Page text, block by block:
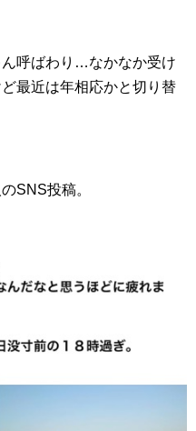
呼ばわり…なかなか受け
最近は年相応かと切り替
SNS投稿。